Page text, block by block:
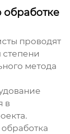
проводят
метода
в